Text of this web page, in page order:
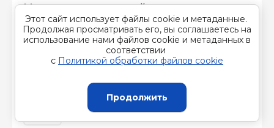
Модуль отопительный электрического
конвектора Ballu Apollo Transformer
BEC/AT-2000
Производитель:
BALLU
Этот сайт использует файлы cookie и метаданные.
Продолжая просматривать его, вы соглашаетесь на
использование нами файлов cookie и метаданных в
соответствии
с Политикой обработки файлов cookie
Продолжить